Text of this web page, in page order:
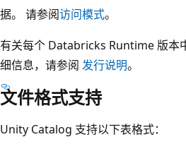
据。 请参阅访问模式。
有关每个 Databricks Runtime 版本
细信息，请参阅 发行说明。
文件格式支持
Unity Catalog 支持以下表格式：